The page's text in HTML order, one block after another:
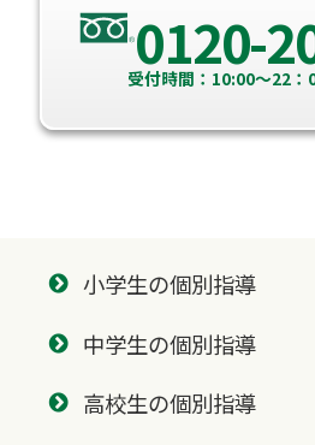
0120-
受付時間：10:00～22：
小学生の個別指導
中学生の個別指導
高校生の個別指導